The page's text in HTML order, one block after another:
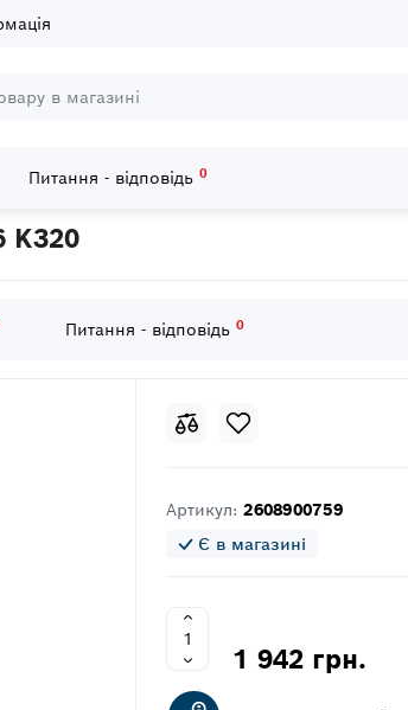
Питання - відповідь 0
M480 на сітчастій основі 93x186 K320
K320
Питання - відповідь 0
Артикул: 2608900759
Є в магазині
1 942 грн.